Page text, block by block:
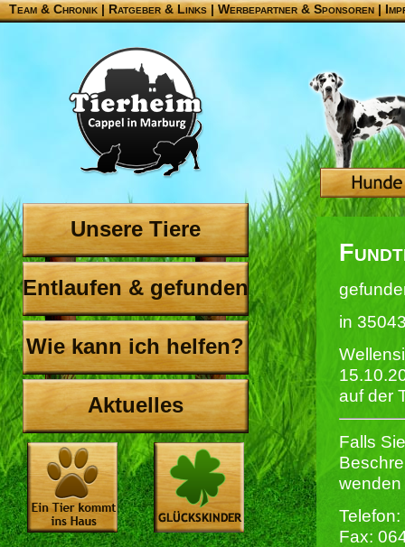
Team & Chronik |Ratgeber & Links|Werbepartner & Sponsoren|
Unsere Tiere
Entlaufen & gefunden
Wie kann ich helfen?
Aktuelles
in
auf der
Falls
wenden
Fax: